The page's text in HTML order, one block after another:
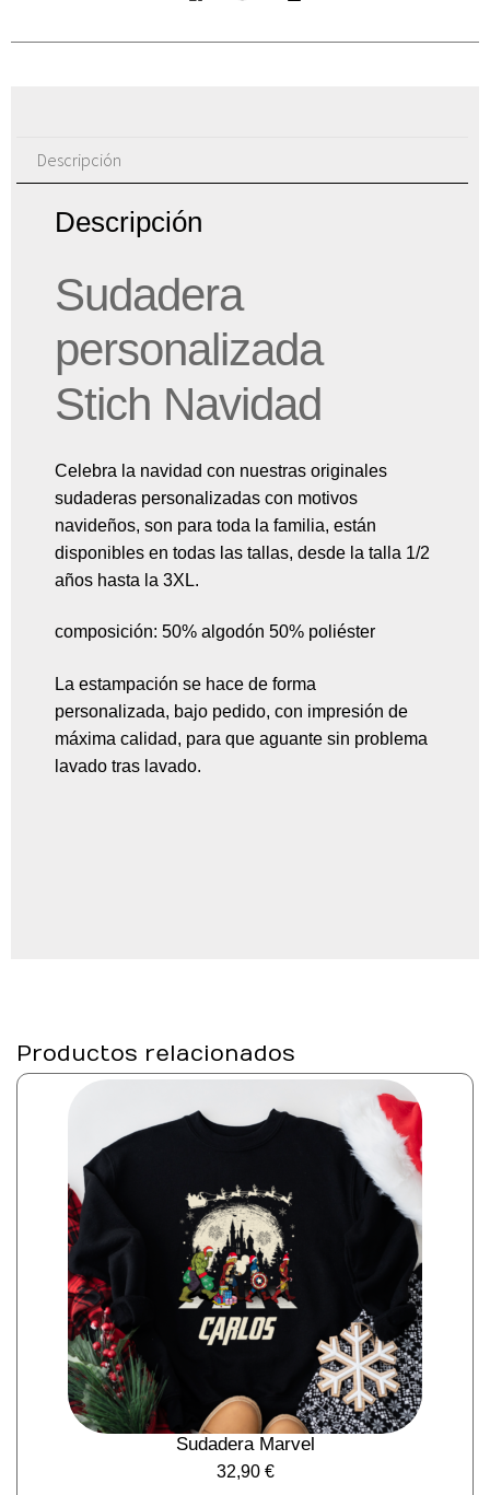
Descripción
Descripción
Sudadera
personalizada
Stich Navidad
Celebra la navidad con nuestras originales
sudaderas personalizadas con motivos
navideños, son para toda la familia, están
disponibles en todas las tallas, desde la talla 1/2
años hasta la 3XL.
composición: 50% algodón 50% poliéster
La estampación se hace de forma
personalizada, bajo pedido, con impresión de
máxima calidad, para que aguante sin problema
lavado tras lavado.
Productos relacionados
Sudadera Marvel
32,90 €